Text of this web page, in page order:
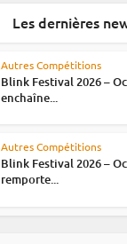
Les dernières
Autres Compétitions
Blink Festival 2026 –
enchaîne...
Autres Compétitions
Blink Festival 2026 –
remporte...